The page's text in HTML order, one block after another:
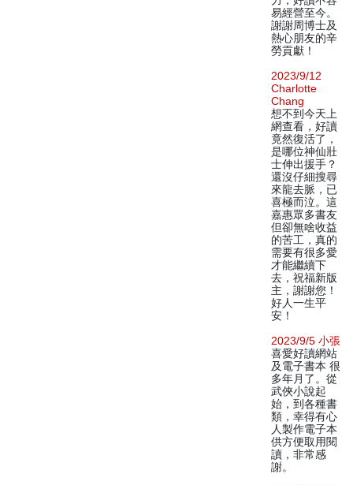
易經營至今。
謝謝周博士及
熱心朋友的辛
勞貢獻！
2023/9/12
Charlotte
Chang
想不到今天上
網查看，好讀
竟然復活了，
是哪位神仙壯
士伸出援手？
還沒仔細搜尋
來龍去脈，已
喜極而泣。這
嘉惠眾多書友
但卻無啥收益
的苦工，真的
需要有很多愛
才能繼續下
去，祝福新版
主，謝謝您！
好人一生平
安！
2023/9/5 小張
喜愛好讀網站
及電子書本 很
多年月了。從
武俠小說起
始，到各種書
類，幸得有心
人製作電子本
供方便取用閱
讀，非常感
謝。